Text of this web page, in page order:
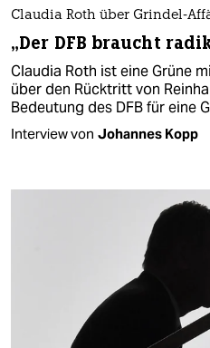
Claudia Roth über Grindel-
„Der DFB braucht
Claudia Roth ist eine Grüne
über den Rücktritt von
Bedeutung des DFB für eine
Interview von Johannes Kopp